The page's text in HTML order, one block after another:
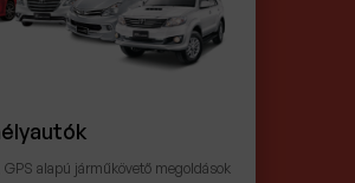
GPS alapú járműkövető megoldások